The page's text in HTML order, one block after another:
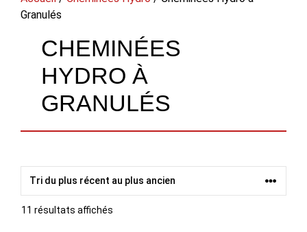
Granulés
CHEMINÉES
HYDRO À
GRANULÉS
11 résultats affichés